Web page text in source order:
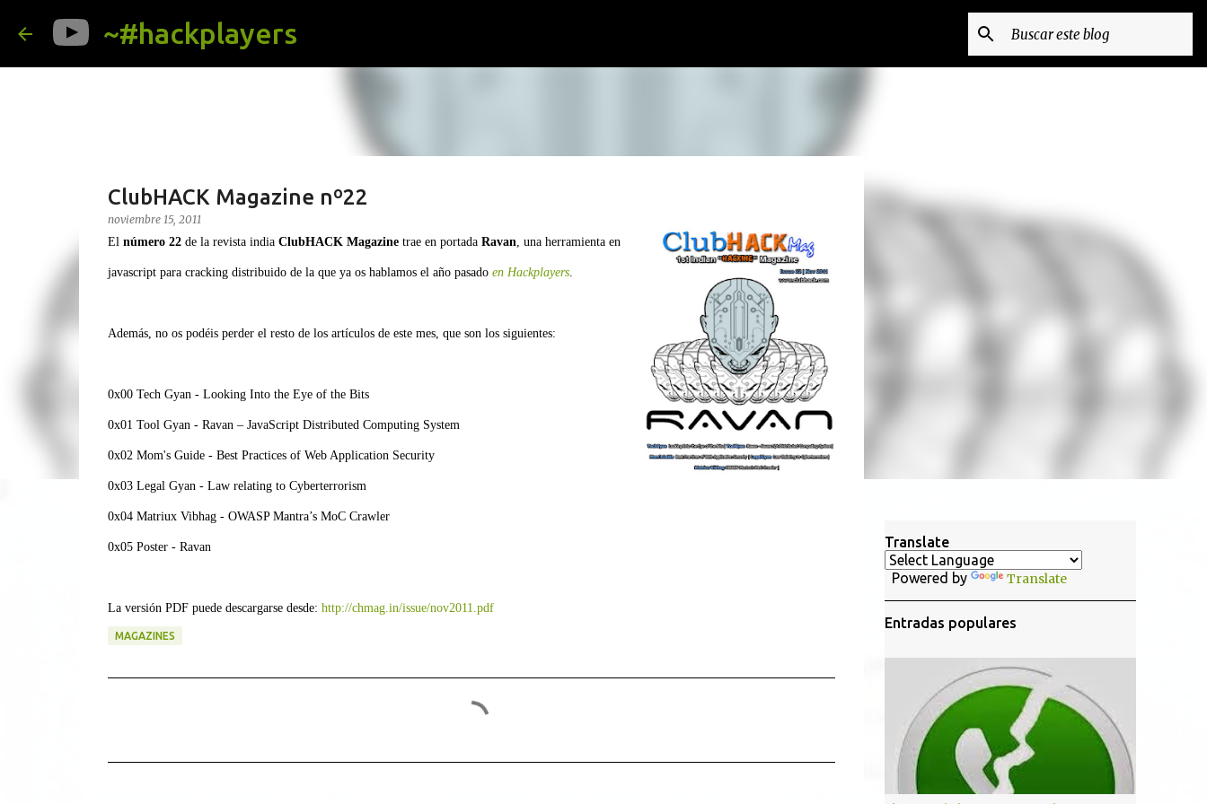
~#hackplayers
ClubHACK Magazine nº22
noviembre 15, 2011
El número 22de la revista india ClubHACK Magazinetrae en portada Ravan, una herramienta en
javascript para cracking distribuido de la que ya os hablamos el año pasado en Hackplayers.
Además, no os podéis perder el resto de los artículos de este mes, que son los siguientes:
0x00 Tech Gyan - Looking Into the Eye of the Bits
0x01 Tool Gyan - Ravan – JavaScript Distributed Computing System
0x02 Mom's Guide - Best Practices of Web Application Security
0x03 Legal Gyan - Law relating to Cyberterrorism
0x04 Matriux Vibhag - OWASP Mantra’s MoC Crawler
0x05 Poster - Ravan
La versión PDF puede descargarse desde: http://chmag.in/issue/nov2011.pdf
MAGAZINES
Translate
Powered by Translate
Entradas populares